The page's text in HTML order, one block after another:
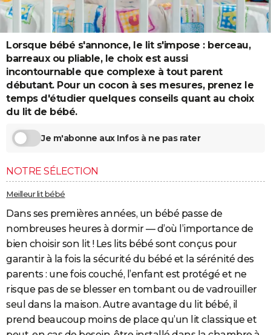
Destinations
City break
Voyage nature
Voyage de noces
Forum
Climat
+
PHOTO
GUIDES D'ACHAT
BONS PLANS
CARTE DE VOEUX
Carte de Noël
Carte Bonne année
Carte Saint-Valentin
Carte Pâques
Carte d'anniversaire
DICTIONNAIRE
Dictionnaire
Biographies
Citations
Expressions
Proverbes
PROGRAMME TV
S'inscrire
Se connecter
Lycées
Collèges
Primaires
Universités
Entreprises
Service militaire
Avis de recherche
FORUM
Bricolage
Lifestyle
Culture
Sport
Auto
Television
Voyage
Cinema
Lorsque bébé s'annonce, le lit s'impose : berceau,
barreaux ou pliable, le choix est aussi
incontournable que complexe à tout parent
débutant. Pour un cocon à ses mesures, prenez le
temps d'étudier quelques conseils quant au choix
du lit de bébé.
Je m'abonne aux Infos à ne pas rater
NOTRE SÉLECTION
Meilleur lit bébé
Dans ses premières années, un bébé passe de
nombreuses heures à dormir — d’où l’importance de
bien choisir son lit ! Les lits bébé sont conçus pour
garantir à la fois la sécurité du bébé et la sérénité des
parents : une fois couché, l’enfant est protégé et ne
risque pas de se blesser en tombant ou de vadrouiller
seul dans la maison. Autre avantage du lit bébé, il
prend beaucoup moins de place qu’un lit classique et